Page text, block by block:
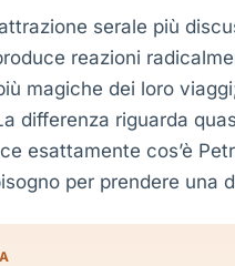
serale più
reazioni
magiche dei loro
differenza riguarda
esattamente cos’è
per prendere una